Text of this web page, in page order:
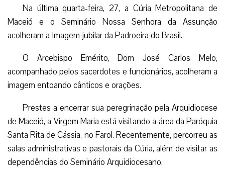
Na última quarta-feira, 27, a Cúria Metropolitana de
Maceió e o Seminário Nossa Senhora da Assunção
acolheram a Imagem jubilar da Padroeira do Brasil.
O Arcebispo Emérito, Dom José Carlos Melo,
acompanhado pelos sacerdotes e funcionários, acolheram a
imagem entoando cânticos e orações.
Prestes a encerrar sua peregrinação pela Arquidiocese
de Maceió, a Virgem Maria está visitando a área da Paróquia
Santa Rita de Cássia, no Farol. Recentemente, percorreu as
salas administrativas e pastorais da Cúria, além de visitar as
dependências do Seminário Arquidiocesano.